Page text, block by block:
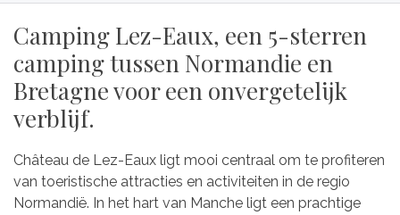
Camping Lez-Eaux, een 5-sterren
camping tussen Normandie en
Bretagne voor een onvergetelijk
verblijf.
Château de Lez-Eaux ligt mooi centraal om te profiteren
van toeristische attracties en activiteiten in de regio
Normandië. In het hart van Manche ligt een prachtige